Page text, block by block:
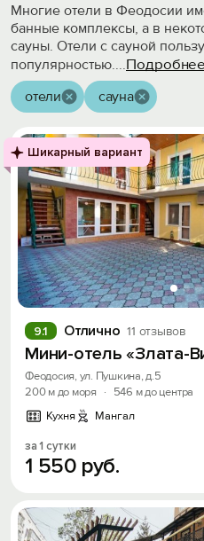
Многие отели в Феодосии
банные комплексы, а в
сауны. Отели с сауной
популярностью....Подробнее
отели сауна
Шикарный вариант
Отлично 11 отзывов
9.1
Мини-отель «Злата-
Феодосия, ул. Пушкина, д.5
200 м до моря
·
546 м до центра
Кухня
Мангал
за 1 сутки
1 550 руб.